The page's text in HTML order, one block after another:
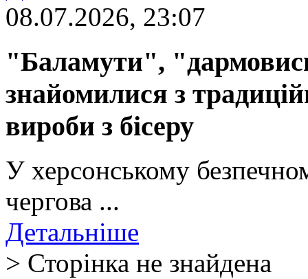
08.07.2026, 23:07
"Баламути",
знайомилися з
вироби з бісеру
У херсонському
чергова ...
Детальніше
> Сторінка не знайдена